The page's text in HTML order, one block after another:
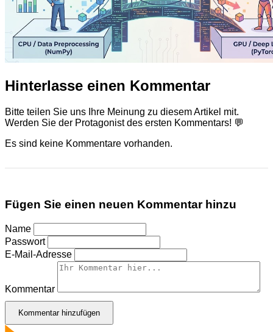
Hinterlasse einen Kommentar
Bitte teilen Sie uns Ihre Meinung zu diesem Artikel mit.
Werden Sie der Protagonist des ersten Kommentars! 💬
Es sind keine Kommentare vorhanden.
Fügen Sie einen neuen Kommentar hinzu
Name
Passwort
E-Mail-Adresse
Kommentar
Kommentar hinzufügen